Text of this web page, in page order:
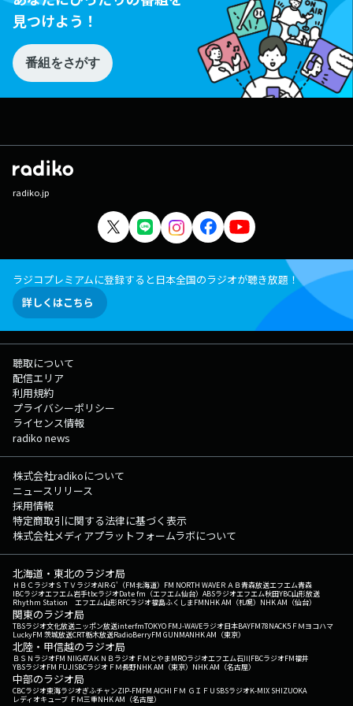
見つけよう！
番組をさがす
radiko.jp
ラジコプレミアムに登録すると日本全国のラジオが聴き放題！
詳しくはこちら
聴取について
配信エリア
利用規約
プライバシーポリシー
ライセンス情報
radiko news
株式会社radikoについて
ニュースリリース
採用情報
特定商取引に関する法律に基づく表示
株式会社メディアプラットフォームラボについて
北海道・東北のラジオ局
ＨＢＣラジオＳＴＶラジオAIR-G'（FM北海道） FM NORTH WAVEＲＡＢ青森放送エフエム青森
IBCラジオエフエム岩手tbcラジオDate fm（エフエム仙台） ABSラジオエフエム秋田YBC山形放送
Rhythm Station エフエム山形RFCラジオ福島ふくしまFMNHK AM（札幌） NHK AM（仙台）
関東のラジオ局
TBSラジオ文化放送ニッポン放送interfmTOKYO FMJ-WAVEラジオ日本BAYFM78NACK5 ＦＭヨコハマ
LuckyFM 茨城放送CRT栃木放送RadioBerryFM GUNMANHK AM（東京）
北陸・甲信越のラジオ局
ＢＳＮラジオFM NIIGATAＫＮＢラジオ ＦＭとやまMROラジオエフエム石川FBCラジオFM福井
YBSラジオFM FUJISBCラジオ ＦＭ長野NHK AM（東京） NHK AM（名古屋）
中部のラジオ局
CBCラジオ東海ラジオぎふチャンZIP-FMFM AICHI ＦＭ ＧＩＦＵ SBSラジオK-MIX SHIZUOKA
レディオキューブ ＦＭ三重NHK AM（名古屋）